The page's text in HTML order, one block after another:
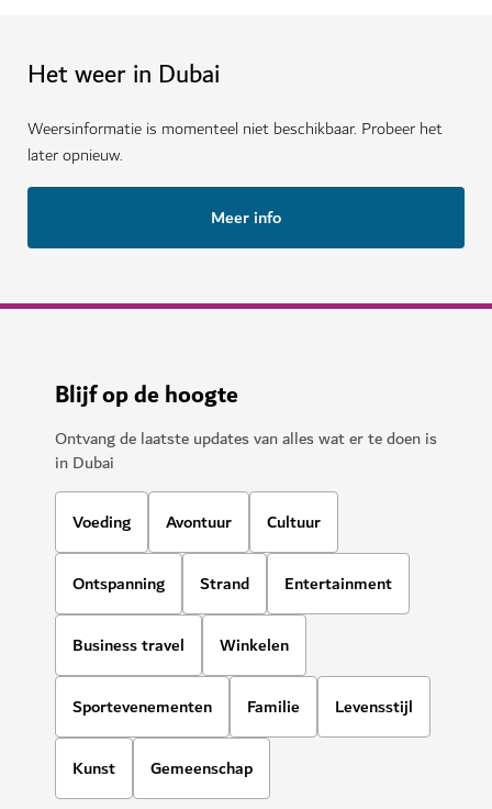
Het weer in Dubai
Weersinformatie is momenteel niet beschikbaar. Probeer het
later opnieuw.
Meer info
Blijf op de hoogte
Ontvang de laatste updates van alles wat er te doen is
in Dubai
Voeding Avontuur Cultuur
Ontspanning Strand Entertainment
Business travel Winkelen
Sportevenementen Familie Levensstijl
Kunst Gemeenschap